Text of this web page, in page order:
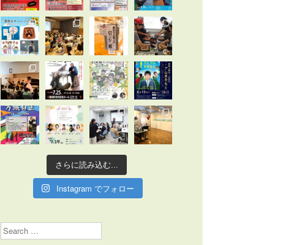
さらに読み込む...
Instagram でフォロー
Search